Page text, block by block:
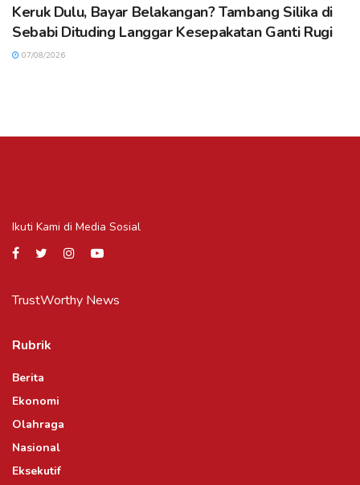
Keruk Dulu, Bayar Belakangan? Tambang Silika di
Sebabi Dituding Langgar Kesepakatan Ganti Rugi
07/08/2026
Ikuti Kami di Media Sosial
TrustWorthy News
Rubrik
Berita
Ekonomi
Olahraga
Nasional
Eksekutif